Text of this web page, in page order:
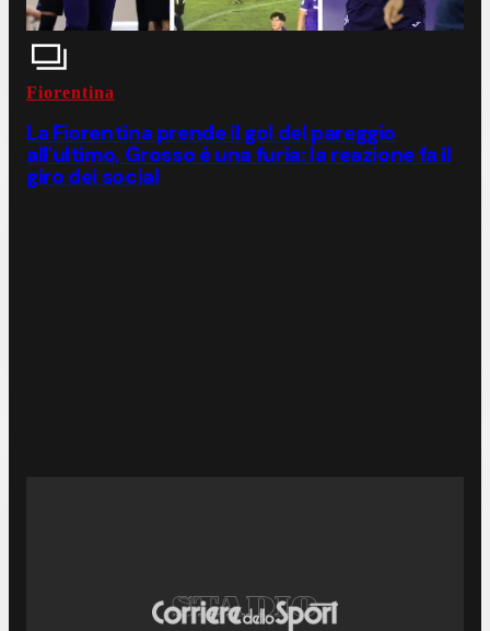
Fiorentina
La Fiorentina prende il gol del pareggio
all'ultimo, Grosso è una furia: la reazione fa il
giro dei social